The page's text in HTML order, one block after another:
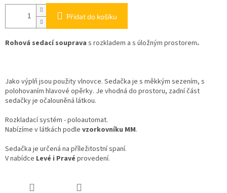
Přidat do košíku
Rohová sedací souprava s rozkladem a s úložným prostorem.
Jako výplň jsou použity vlnovce. Sedačka je s měkkým sezením, s
polohovaním hlavové opěrky. Je vhodná do prostoru, zadní část
sedačky je očalouněná látkou.
Rozkladací systém - poloautomat.
Nabízíme v látkách podle vzorkovníku MM.
Sedačka je určená na příležitostní spaní.
V nabídce Levé i Pravé provedení.